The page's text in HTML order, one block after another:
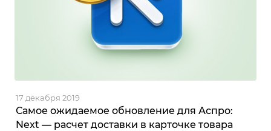
Самое ожидаемое обновление для Аспро:
Next — расчет доставки в карточке товара
17 декабря 2019